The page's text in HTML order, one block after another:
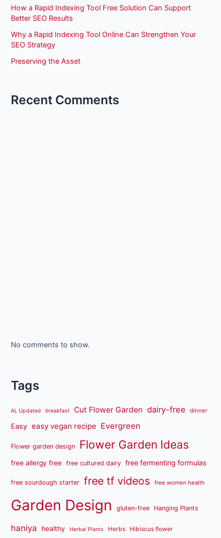
How a Rapid Indexing Tool Free Solution Can Support
Better SEO Results
Why a Rapid Indexing Tool Online Can Strengthen Your
SEO Strategy
Preserving the Asset
Recent Comments
No comments to show.
Tags
AL Updated breakfast Cut Flower Garden dairy-free dinner
Easy easy vegan recipe Evergreen
Flower garden design Flower Garden Ideas
free allergy free free cultured dairy free fermenting formulas
free sourdough starter free tf videos free women health
Garden Design gluten-free Hanging Plants
haniya healthy Herbal Plants Herbs Hibiscus flower